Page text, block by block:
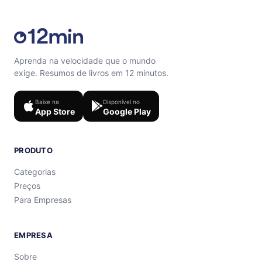
Aprenda na velocidade que o mundo
exige. Resumos de livros em 12 minutos.
Baixe na
App Store
Disponível no
Google Play
PRODUTO
Categorias
Preços
Para Empresas
EMPRESA
Sobre